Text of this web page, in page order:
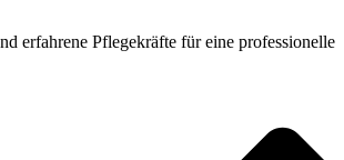
erfahrene Pflegekräfte für eine professionelle